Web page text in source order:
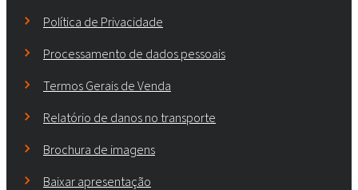
Política de Privacidade
Processamento de dados pessoais
Termos Gerais de Venda
Relatório de danos no transporte
Brochura de imagens
Baixar apresentação